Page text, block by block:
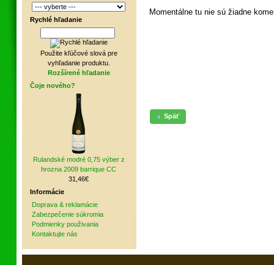
Momentálne tu nie sú žiadne
Späť
Rychlé hľadanie
Použite kľúčové slová pre
vyhľadanie produktu.
Rozšírené hľadanie
Čoje nového?
Rulandské modré 0,75 výber z
hrozna 2009 barrique CC
31,46€
Informácie
Doprava & reklamácie
Zabezpečenie súkromia
Podmienky použivania
Kontaktujte nás